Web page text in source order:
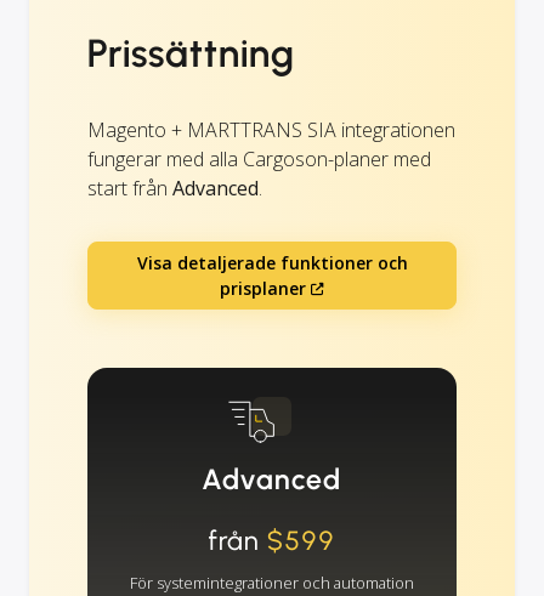
Prissättning
Magento + MARTTRANS SIA integrationen
fungerar med alla Cargoson-planer med
start från Advanced.
Visa detaljerade funktioner och
prisplaner
Advanced
från $599
För systemintegrationer och automation